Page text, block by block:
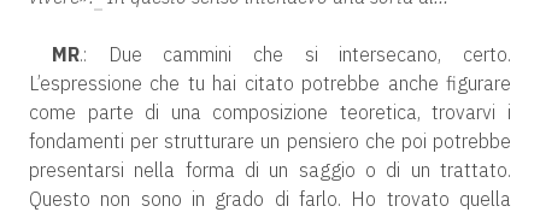
MR.: Due cammini che si intersecano, certo.
L’espressione che tu hai citato potrebbe anche figurare
come parte di una composizione teoretica, trovarvi i
fondamenti per strutturare un pensiero che poi potrebbe
presentarsi nella forma di un saggio o di un trattato.
Questo non sono in grado di farlo. Ho trovato quella